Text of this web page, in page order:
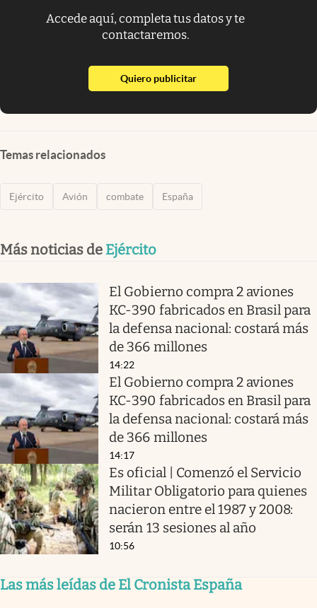
Accede aquí, completa tus datos y te
contactaremos.
Quiero publicitarabre en nueva pestaña
Temas relacionados
Ejército Avión combate España
Más noticias de Ejército
El Gobierno compra 2 aviones
KC-390 fabricados en Brasil para
la defensa nacional: costará más
de 366 millones
14:22
El Gobierno compra 2 aviones
KC-390 fabricados en Brasil para
la defensa nacional: costará más
de 366 millones
14:17
Es oficial | Comenzó el Servicio
Militar Obligatorio para quienes
nacieron entre el 1987 y 2008:
serán 13 sesiones al año
10:56
Las más leídas de El Cronista España